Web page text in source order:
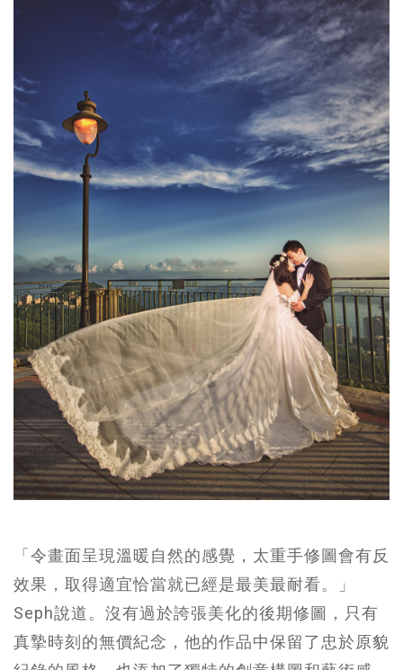
「令畫面呈現溫暖自然的感覺，太重手修圖會有反
效果，取得適宜恰當就已經是最美最耐看。」
Seph說道。沒有過於誇張美化的後期修圖，只有
真摯時刻的無價紀念，他的作品中保留了忠於原貌